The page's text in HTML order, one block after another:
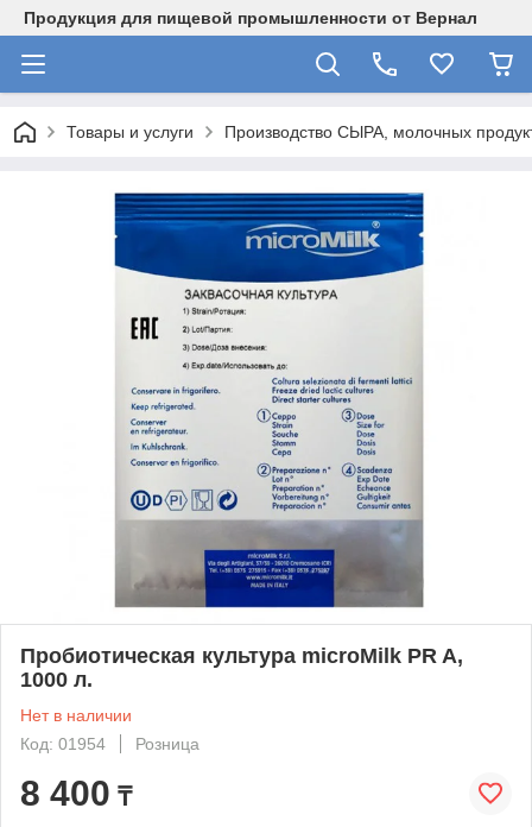
Продукция для пищевой промышленности от Вернал
Товары и услуги Производство СЫРА, молочных
Пробиотическая культура microMilk PR A,
1000 л.
Нет в наличии
Код: 01954
Розница
8 400 ₸